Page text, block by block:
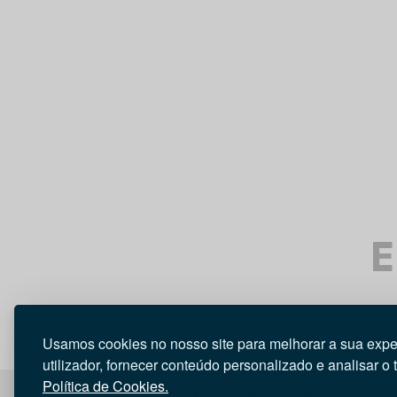
Usamos cookies no nosso site para melhorar a sua
utilizador, fornecer conteúdo personalizado e analisar o
Política de Cookies.